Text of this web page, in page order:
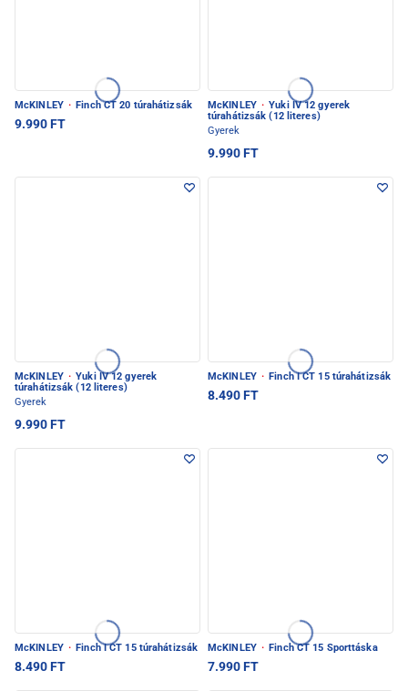
McKINLEY · Finch CT 20 túrahátizsák
9.990 FT
McKINLEY · Yuki IV 12 gyerek
túrahátizsák (12 literes)
Gyerek
9.990 FT
McKINLEY · Yuki IV 12 gyerek
túrahátizsák (12 literes)
Gyerek
9.990 FT
McKINLEY · Finch I CT 15 túrahátizsák
8.490 FT
McKINLEY · Finch I CT 15 túrahátizsák
8.490 FT
McKINLEY · Finch CT 15 Sporttáska
7.990 FT